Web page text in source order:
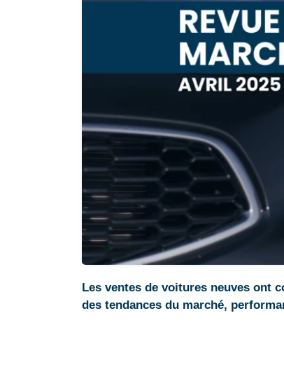
Les ventes de voitures neuves ont
des tendances du marché,